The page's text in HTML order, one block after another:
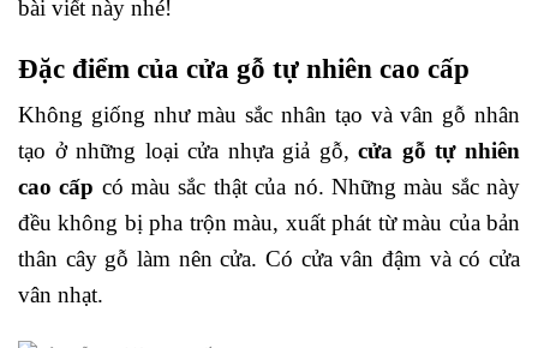
bài viết này nhé!
Đặc điểm của cửa gỗ tự nhiên cao cấp
Không giống như màu sắc nhân tạo và vân gỗ nhân
tạo ở những loại cửa nhựa giả gỗ,cửa gỗ tự nhiên
cao cấp có màu sắc thật của nó. Những màu sắc này
đều không bị pha trộn màu, xuất phát từ màu của bản
thân cây gỗ làm nên cửa. Có cửa vân đậm và có cửa
vân nhạt.